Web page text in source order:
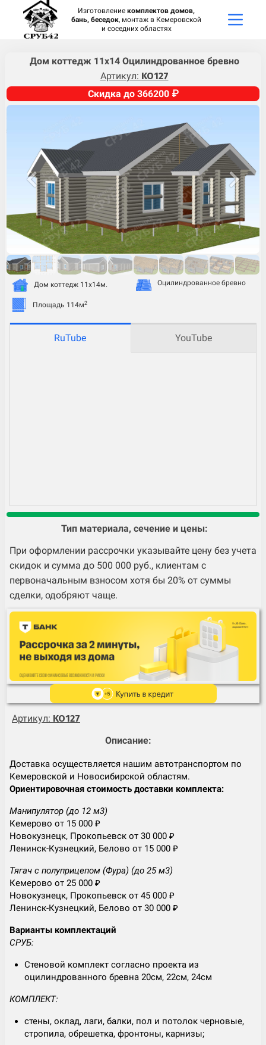
Изготовление комплектов домов,
бань, беседок, монтаж в Кемеровской
и соседних областях
Дом коттедж 11х14 Оцилиндрованное бревно
Артикул: KO127
Скидка до 366200 ₽
Дом коттедж 11х14м.
Площадь 114м2
Оцилиндрованное бревно
RuTube YouTube
Тип материала, сечение и цены:
При оформлении рассрочки указывайте цену без учета
скидок и сумма до 500 000 руб., клиентам с
первоначальным взносом хотя бы 20% от суммы
сделки, одобряют чаще.
Артикул: KO127
Описание:
Доставка осуществляется нашим автотранспортом по
Кемеровской и Новосибирской областям.
Ориентировочная стоимость доставки комплекта:
Манипулятор (до 12 м3)
Кемерово от 15 000 ₽
Новокузнецк, Прокопьевск от 30 000 ₽
Ленинск-Кузнецкий, Белово от 15 000 ₽
Тягач с полуприцепом (Фура) (до 25 м3)
Кемерово от 25 000 ₽
Новокузнецк, Прокопьевск от 45 000 ₽
Ленинск-Кузнецкий, Белово от 30 000 ₽
Варианты комплектаций
СРУБ:
Стеновой комплект согласно проекта из
оцилиндрованного бревна 20см, 22см, 24см
КОМПЛЕКТ:
стены, оклад, лаги, балки, пол и потолок черновые,
стропила, обрешетка, фронтоны, карнизы;